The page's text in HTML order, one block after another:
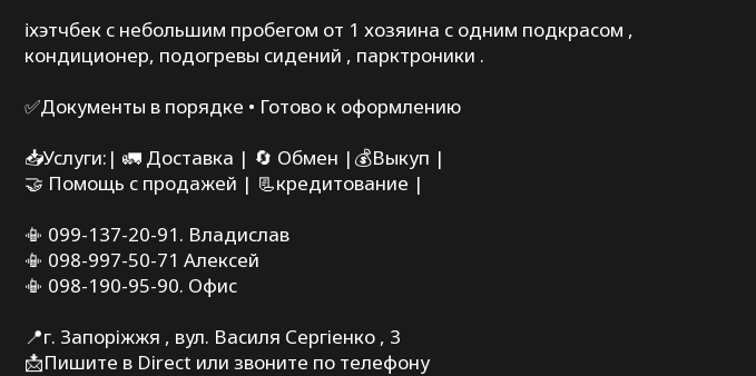
ℹ️хэтчбек с небольшим пробегом от 1 хозяина с одним подкрасом ,
кондиционер, подогревы сидений , парктроники .
✅Документы в порядке • Готово к оформлению
📥Услуги:| 🚛 Доставка | 🔄 Обмен |💰Выкуп |
🤝 Помощь с продажей | 📃кредитование |
📳 099-137-20-91. Владислав
📳 098-997-50-71 Алексей
📳 098-190-95-90. Офис
📍г. Запоріжжя , вул. Василя Сергіенко , 3
📩Пишите в Direct или звоните по телефону